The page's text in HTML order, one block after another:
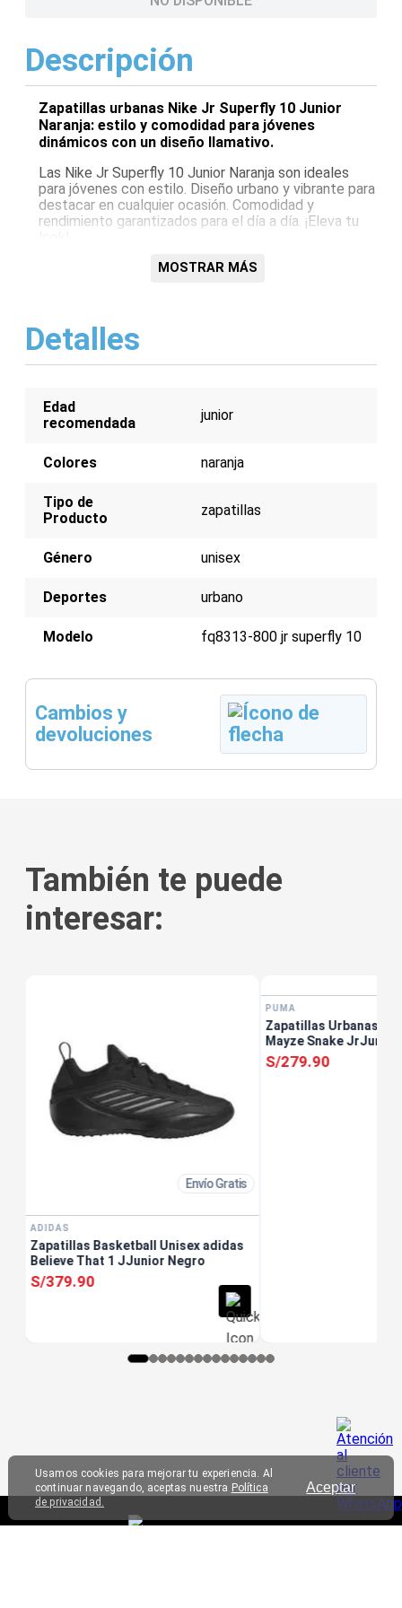
Aceptar
Usamos cookies para mejorar tu experiencia. Al
continuar navegando, aceptas nuestra Política
de privacidad.
Descripción
Zapatillas urbanas Nike Jr Superfly 10 Junior
Naranja: estilo y comodidad para jóvenes
dinámicos con un diseño llamativo.
Las Nike Jr Superfly 10 Junior Naranja son ideales
para jóvenes con estilo. Diseño urbano y vibrante para
destacar en cualquier ocasión. Comodidad y
rendimiento garantizados para el día a día. ¡Eleva tu
Comodidad duradera
Ideales para uso diario
Modelo unisex
MOSTRAR MÁS
Detalles
Edad
recomendada
junior
Colores naranja
Tipo de
Producto
zapatillas
Género unisex
Deportes urbano
Modelo fq8313-800 jr superfly 10
Cambios y
devoluciones
También te puede
interesar:
Envío Gratis
ADIDAS
Zapatillas Basketball Unisex adidas
Believe That 1 JJunior Negro
S/379.90
PUMA
Zapatillas Urbanas
Mayze Snake JrJunior
S/279.90